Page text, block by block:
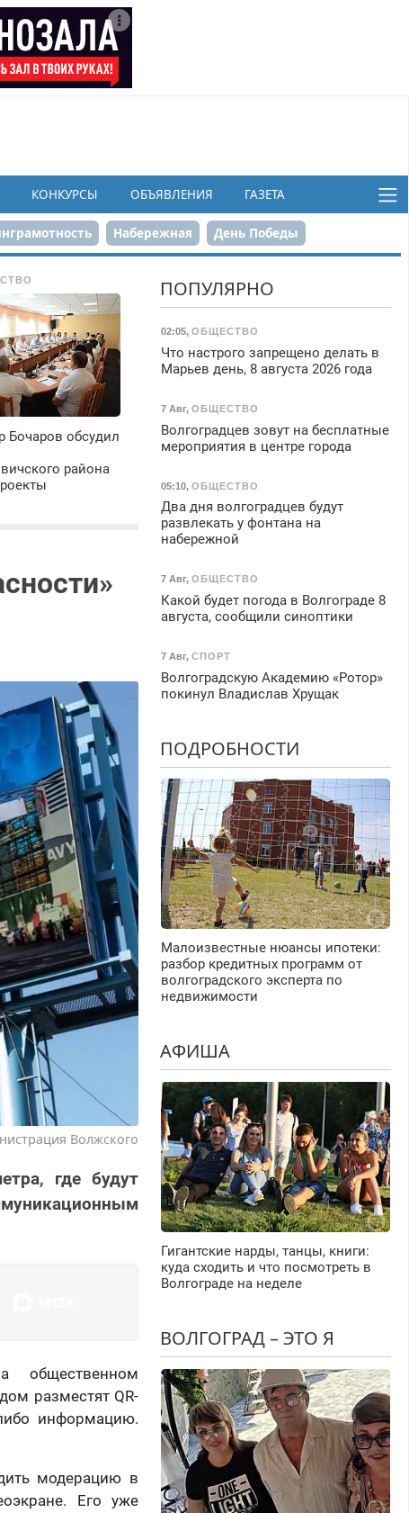
КОНКУРСЫ ОБЪЯВЛЕНИЯ ГАЗЕТА
Набережная День Победы
Бочаров обсудил
района
Волжского
где будут
общественном
разместят QR-
информацию.
модерацию в
Его уже
ПОПУЛЯРНО
02:05, ОБЩЕСТВО
Что настрого запрещено делать в
Марьев день, 8 августа 2026 года
7 Авг, ОБЩЕСТВО
Волгоградцев зовут на бесплатные
мероприятия в центре города
05:10, ОБЩЕСТВО
Два дня волгоградцев будут
развлекать у фонтана на
набережной
7 Авг, ОБЩЕСТВО
Какой будет погода в Волгограде 8
августа, сообщили синоптики
7 Авг, СПОРТ
Волгоградскую Академию «Ротор»
покинул Владислав Хрущак
ПОДРОБНОСТИ
Малоизвестные нюансы ипотеки:
разбор кредитных программ от
волгоградского эксперта по
недвижимости
АФИША
Гигантские нарды, танцы, книги:
куда сходить и что посмотреть в
Волгограде на неделе
ВОЛГОГРАД – ЭТО Я